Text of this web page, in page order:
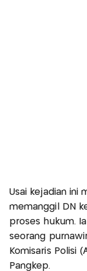
Usai kejadian ini
memanggil DN
proses hukum.
seorang
Komisaris Polisi
Pangkep.